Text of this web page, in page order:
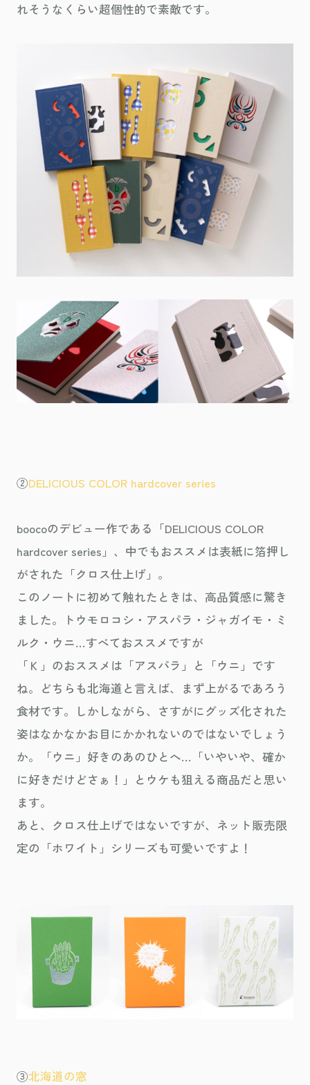
れそうなくらい超個性的で素敵です。
②DELICIOUS COLOR hardcover series
boocoのデビュー作である「DELICIOUS COLOR
hardcover series」、中でもおススメは表紙に箔押し
がされた「クロス仕上げ」。
このノートに初めて触れたときは、高品質感に驚き
ました。トウモロコシ・アスパラ・ジャガイモ・ミ
ルク・ウニ…すべておススメですが
「Ｋ」のおススメは「アスパラ」と「ウニ」です
ね。どちらも北海道と言えば、まず上がるであろう
食材です。しかしながら、さすがにグッズ化された
姿はなかなかお目にかかれないのではないでしょう
か。「ウニ」好きのあのひとへ…「いやいや、確か
に好きだけどさぁ！」とウケも狙える商品だと思い
ます。
あと、クロス仕上げではないですが、ネット販売限
定の「ホワイト」シリーズも可愛いですよ！
③北海道の窓